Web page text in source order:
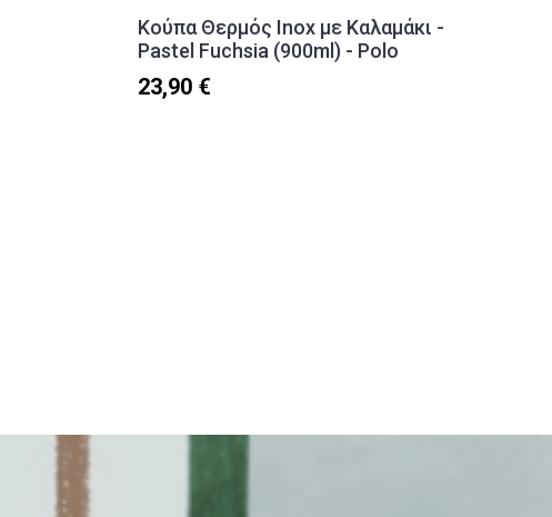
Κούπα Θερμός Inox με Καλαμάκι -
Pastel Fuchsia (900ml) - Polo
23,90 €